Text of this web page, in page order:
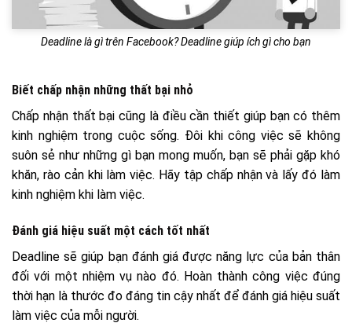
Deadline là gì trên Facebook? Deadline giúp ích gì cho bạn
Biết chấp nhận những thất bại nhỏ
Chấp nhận thất bại cũng là điều cần thiết giúp bạn có thêm
kinh nghiệm trong cuộc sống. Đôi khi công việc sẽ không
suôn sẻ như những gì bạn mong muốn, bạn sẽ phải gặp khó
khăn, rào cản khi làm việc. Hãy tập chấp nhận và lấy đó làm
kinh nghiệm khi làm việc.
Đánh giá hiệu suất một cách tốt nhất
Deadline sẽ giúp bạn đánh giá được năng lực của bản thân
đối với một nhiệm vụ nào đó. Hoàn thành công việc đúng
thời hạn là thước đo đáng tin cậy nhất để đánh giá hiệu suất
làm việc của mỗi người.